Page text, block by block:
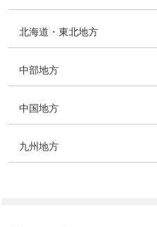
北海道・東北地方
中部地方
中国地方
九州地方